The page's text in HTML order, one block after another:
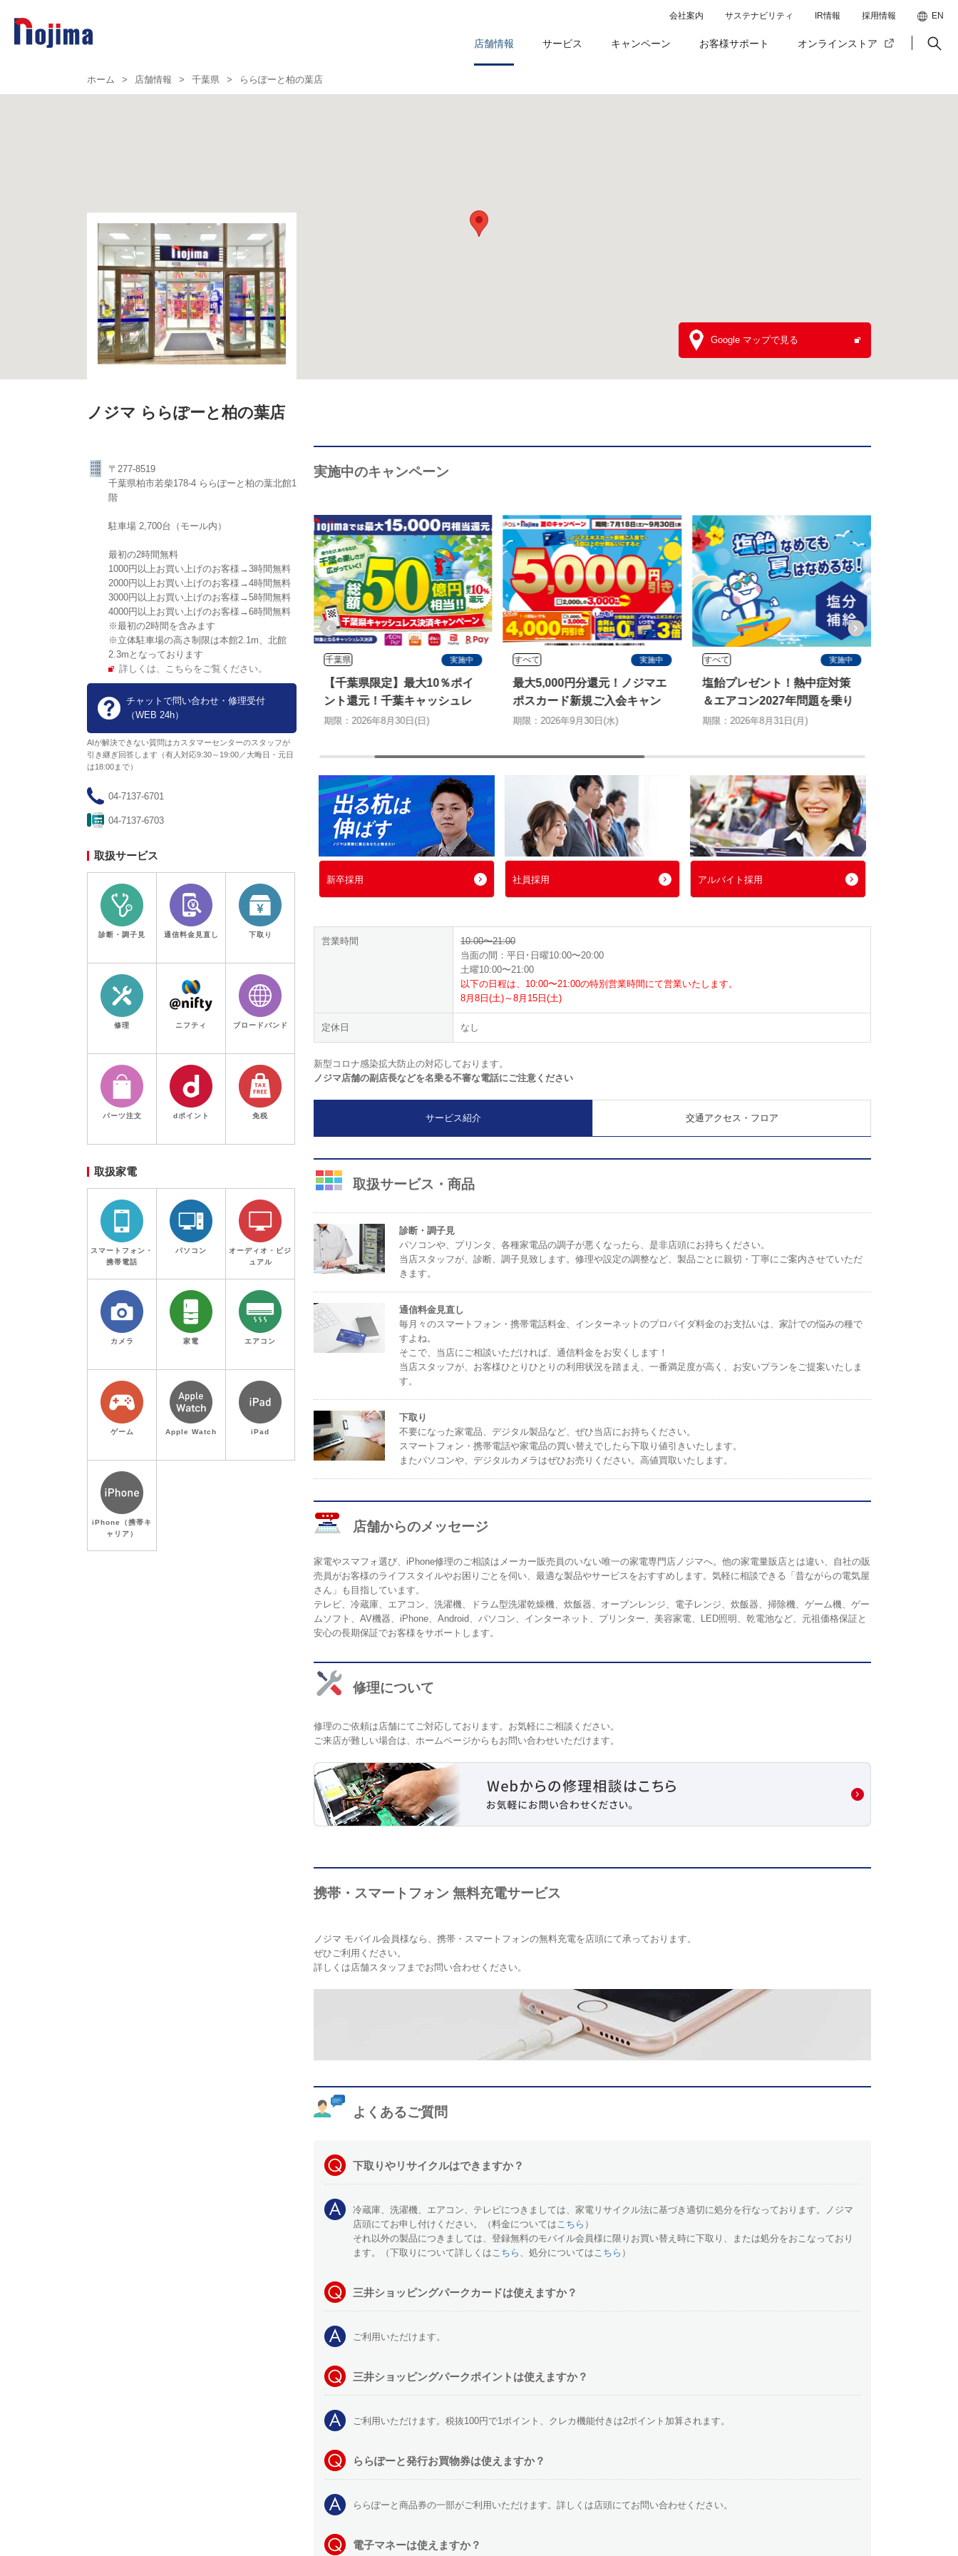
店舗情報 サービス キャンペーン お客様サポート オンラインストア
会社案内 サステナビリティ IR情報 採用情報 EN
ホーム > 店舗情報 > 千葉県 > ららぽーと柏の葉店
Google マップで見る
ノジマ ららぽーと柏の葉店
〒277-8519
千葉県柏市若柴178-4 ららぽーと柏の葉北館1
階
駐車場 2,700台（モール内）
最初の2時間無料
1000円以上お買い上げのお客様→3時間無料
2000円以上お買い上げのお客様→4時間無料
3000円以上お買い上げのお客様→5時間無料
4000円以上お買い上げのお客様→6時間無料
※最初の2時間を含みます
※立体駐車場の高さ制限は本館2.1m、北館
2.3mとなっております
詳しくは、こちらをご覧ください。
チャットで問い合わせ・修理受付
（WEB 24h）
AIが解決できない質問はカスタマーセンターのスタッフが
引き継ぎ回答します（有人対応9:30～19:00／大晦日・元日
は18:00まで）
04-7137-6701
04-7137-6703
取扱サービス
診断・調子見 通信料金見直し 下取り
修理 ニフティ ブロードバンド
パーツ注文 dポイント 免税
取扱家電
スマートフォン・
携帯電話
パソコン
オーディオ・ビジ
ュアル
カメラ 家電 エアコン
ゲーム Apple Watch iPad
iPhone（携帯キ
ャリア）
実施中のキャンペーン
千葉県 埼玉県 ...
ノジマのチラシ
期限：2026年8月7日(金)
千葉県 実施中
【千葉県限定】最大10％ポイ
ント還元！千葉キャッシュレ
ス決済キャンペーン
期限：2026年8月30日(日)
すべて 実施中
最大5,000円分還元！ノジマエ
ポスカード新規ご入会キャン
ペーン
期限：2026年9月30日(水)
すべて 実施中
塩飴プレゼント！熱中症対策
＆エアコン2027年問題を乗り
切る特別キャンペーン
期限：2026年8月31日(月)
新卒採用 社員採用 アルバイト採用
営業時間
10:00〜21:00
当面の間：平日･日曜10:00〜20:00
土曜10:00〜21:00
以下の日程は、10:00〜21:00の特別営業時間にて営業いたします。
8月8日(土)～8月15日(土)
定休日 なし
新型コロナ感染拡大防止の対応しております。
ノジマ店舗の副店長などを名乗る不審な電話にご注意ください
サービス紹介 交通アクセス・フロア
取扱サービス・商品
診断・調子見
パソコンや、プリンタ、各種家電品の調子が悪くなったら、是非店頭にお持ちください。
当店スタッフが、診断、調子見致します。修理や設定の調整など、製品ごとに親切・丁寧にご案内させていただ
きます。
通信料金見直し
毎月々のスマートフォン・携帯電話料金、インターネットのプロバイダ料金のお支払いは、家計での悩みの種で
すよね。
そこで、当店にご相談いただければ、通信料金をお安くします！
当店スタッフが、お客様ひとりひとりの利用状況を踏まえ、一番満足度が高く、お安いプランをご提案いたしま
す。
下取り
不要になった家電品、デジタル製品など、ぜひ当店にお持ちください。
スマートフォン・携帯電話や家電品の買い替えでしたら下取り値引きいたします。
またパソコンや、デジタルカメラはぜひお売りください。高値買取いたします。
店舗からのメッセージ
家電やスマフォ選び、iPhone修理のご相談はメーカー販売員のいない唯一の家電専門店ノジマへ。他の家電量販店とは違い、自社の販
売員がお客様のライフスタイルやお困りごとを伺い、最適な製品やサービスをおすすめします。気軽に相談できる「昔ながらの電気屋
さん」も目指しています。
テレビ、冷蔵庫、エアコン、洗濯機、ドラム型洗濯乾燥機、炊飯器、オーブンレンジ、電子レンジ、炊飯器、掃除機、ゲーム機、ゲー
ムソフト、AV機器、iPhone、Android、パソコン、インターネット、プリンター、美容家電、LED照明、乾電池など、元祖価格保証と
安心の長期保証でお客様をサポートします。
修理について
修理のご依頼は店舗にてご対応しております。お気軽にご相談ください。
ご来店が難しい場合は、ホームページからもお問い合わせいただけます。
携帯・スマートフォン 無料充電サービス
ノジマ モバイル会員様なら、携帯・スマートフォンの無料充電を店頭にて承っております。
ぜひご利用ください。
詳しくは店舗スタッフまでお問い合わせください。
よくあるご質問
下取りやリサイクルはできますか？
冷蔵庫、洗濯機、エアコン、テレビにつきましては、家電リサイクル法に基づき適切に処分を行なっております。ノジマ
店頭にてお申し付けください。（料金についてはこちら ）
それ以外の製品につきましては、登録無料のモバイル会員様に限りお買い替え時に下取り、または処分をおこなっており
ます。（下取りについて詳しくはこちら 、処分についてはこちら ）
三井ショッピングパークカードは使えますか？
ご利用いただけます。
三井ショッピングパークポイントは使えますか？
ご利用いただけます。税抜100円で1ポイント、クレカ機能付きは2ポイント加算されます。
ららぽーと発行お買物券は使えますか？
ららぽーと商品券の一部がご利用いただけます。詳しくは店頭にてお問い合わせください。
電子マネーは使えますか？